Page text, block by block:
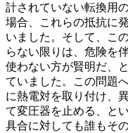
計されていない転換用
場合、これらの抵抗に
いました。そして、こ
らない限りは、危険を
使わない方が賢明だ、
ていました。この問題
に熱電対を取り付け、
て変圧器を止める、と
具合に対しても誰もそ